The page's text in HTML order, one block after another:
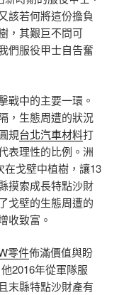
該若何將這份擔負
，其艱巨不問可
們服役甲士自告奮
戰中的主要一環。
，生態周遭的狀況
規台北汽車材料打
表理性的比例。洲
在戈壁中植樹，讓13
摸索成長特點沙財
戈壁的生態周遭的
收致富。
零件佈滿價值與盼
2016年從軍隊服
末縣特點沙財產有